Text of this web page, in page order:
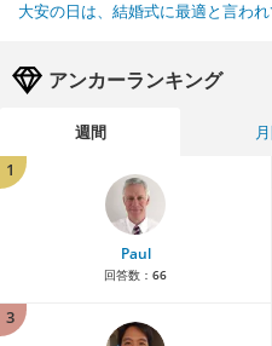
大安の日は、結婚式に最適と言わ
アンカーランキング
週間
1
Paul
回答数： 66
3